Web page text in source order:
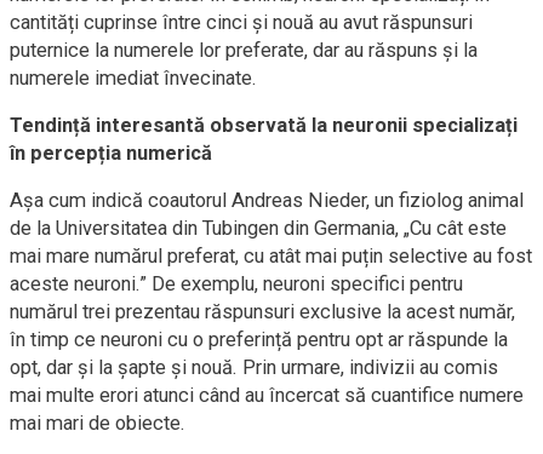
cantități cuprinse între cinci și nouă au avut răspunsuri
puternice la numerele lor preferate, dar au răspuns și la
numerele imediat învecinate.
Tendință interesantă observată la neuronii specializați
în percepția numerică
Așa cum indică coautorul Andreas Nieder, un fiziolog animal
de la Universitatea din Tubingen din Germania, „Cu cât este
mai mare numărul preferat, cu atât mai puțin selective au fost
aceste neuroni.” De exemplu, neuroni specifici pentru
numărul trei prezentau răspunsuri exclusive la acest număr,
în timp ce neuroni cu o preferință pentru opt ar răspunde la
opt, dar și la șapte și nouă. Prin urmare, indivizii au comis
mai multe erori atunci când au încercat să cuantifice numere
mai mari de obiecte.